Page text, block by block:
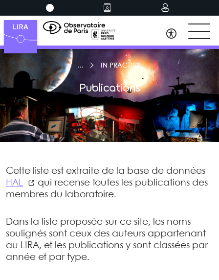
IN PRACTICE
Publications
Cette liste est extraite de la base de données
HAL
qui recense toutes les publications des
membres du laboratoire.
Dans la liste proposée sur ce site, les noms
soulignés sont ceux des auteurs appartenant
au LIRA, et les publications y sont classées par
année et par type.